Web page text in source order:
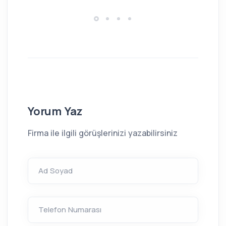
Yorum Yaz
Firma ile ilgili görüşlerinizi yazabilirsiniz
Ad Soyad
Telefon Numarası